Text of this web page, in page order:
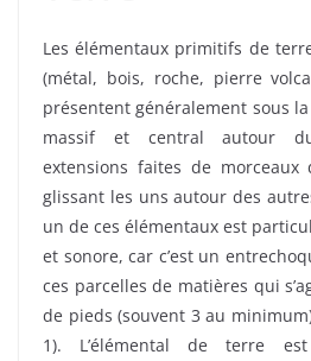
Les élémentaux primitifs de
(métal, bois, roche, pierre
présentent généralement sous
massif et central autour
extensions faites de
glissant les uns autour des
un de ces élémentaux est
et sonore, car c’est un
ces parcelles de matières qui
de pieds (souvent 3 au
1). L’élémental de terre